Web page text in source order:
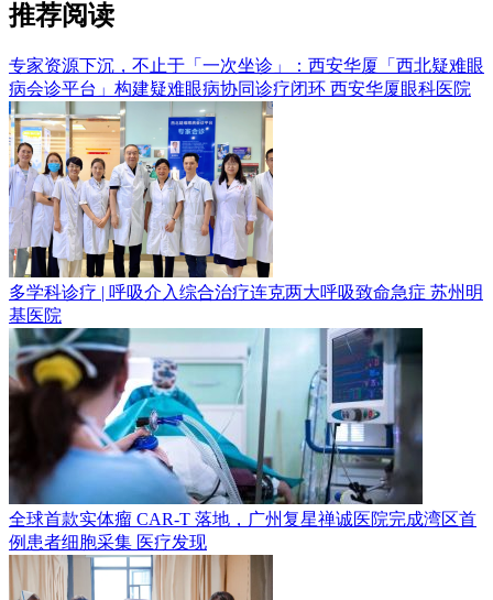
推荐阅读
专家资源下沉，不止于「一次坐诊」：西安华厦「西北疑难眼
病会诊平台」构建疑难眼病协同诊疗闭环 西安华厦眼科医院
多学科诊疗 | 呼吸介入综合治疗连克两大呼吸致命急症 苏州明
基医院
全球首款实体瘤 CAR-T 落地，广州复星禅诚医院完成湾区首
例患者细胞采集 医疗发现